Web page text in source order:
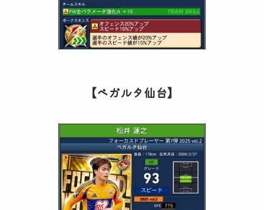
【ベガルタ仙台】